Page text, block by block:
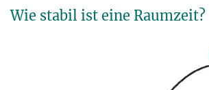
Wie stabil ist eine Raumzeit?